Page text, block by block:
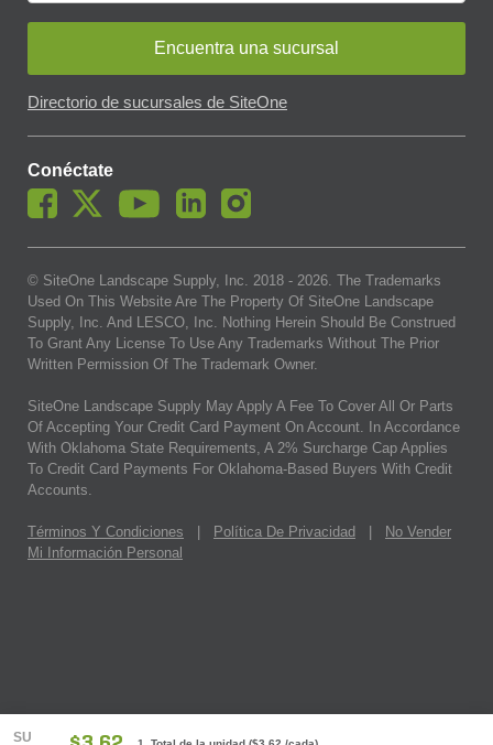
SU
Encuentra una sucursal
Directorio de sucursales de SiteOne
Conéctate
© SiteOne Landscape Supply, Inc. 2018 - 2026 . The Trademarks
Used On This Website Are The Property Of SiteOne Landscape
Supply, Inc. And LESCO, Inc. Nothing Herein Should Be Construed
To Grant Any License To Use Any Trademarks Without The Prior
Written Permission Of The Trademark Owner.
SiteOne Landscape Supply May Apply A Fee To Cover All Or Parts
Of Accepting Your Credit Card Payment On Account. In Accordance
With Oklahoma State Requirements, A 2% Surcharge Cap Applies
To Credit Card Payments For Oklahoma-Based Buyers With Credit
Accounts.
Términos Y Condiciones Política De Privacidad
No Vender
Mi Información Personal